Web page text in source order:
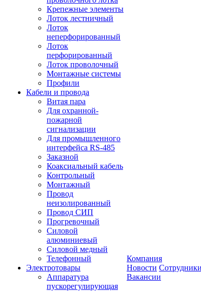
Крепежные элементы
Лоток лестничный
Лоток
неперфорированный
Лоток
перфорированный
Лоток проволочный
Монтажные системы
Профили
Кабели и провода
Витая пара
Для охранной-
пожарной
сигнализации
Для промышленного
интерфейса RS-485
Заказной
Коаксиальный кабель
Контрольный
Монтажный
Провод
неизолированный
Провод СИП
Прогревочный
Силовой
алюминиевый
Силовой медный
Телефонный
Электротовары
Аппаратура
пускорегулирующая
Компания
Новости Сотрудники
Вакансии